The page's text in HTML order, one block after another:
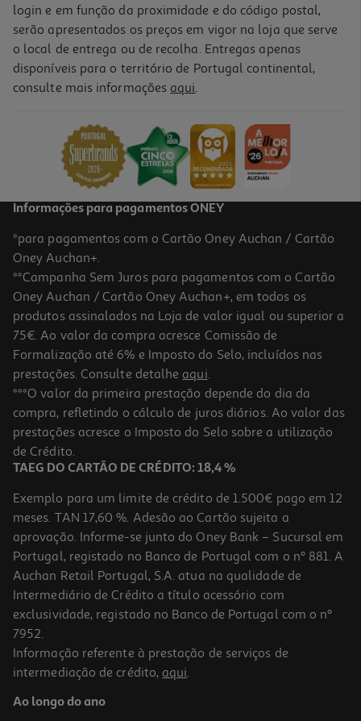
login e em função da proximidade e do código postal,
serão apresentados os preços em vigor na loja que serve
o local de entrega ou de recolha. Entregas apenas
disponíveis para o território de Portugal continental,
consulte mais informações aqui.
Informações para pagamentos ONEY
*para pagamentos com o Cartão Oney Auchan / Cartão
Oney Auchan+.
**Campanha Sem Juros para pagamentos com o Cartão
Oney Auchan / Cartão Oney Auchan+, em todos os
produtos assinalados na Loja de valor igual ou superior a
75€. Ao valor da compra acresce Comissão de
Formalização até 6% e Imposto do Selo, incluídos nas
prestações. Consulte detalhe aqui.
***O valor da primeira prestação depende do dia da
compra, refletindo o cálculo de juros diários. Ao valor das
prestações acresce o Imposto do Selo sobre a utilização
de Crédito.
TAEG DO CARTÃO DE CRÉDITO: 18,4 %
Exemplo para um limite de crédito de 1.500€ pago em 12
meses. TAN 17,60 %. Adesão ao Cartão sujeita a
aprovação. Informe-se junto do Oney Bank – Sucursal em
Portugal, registado no Banco de Portugal com o nº 881. A
Auchan Retail Portugal, S.A. atua na qualidade de
Intermediário de Crédito a título acessório com
exclusividade, registado no Banco de Portugal com o nº
7952.
Informação referente à prestação de serviços de
intermediação de crédito, aqui.
Ao longo do ano